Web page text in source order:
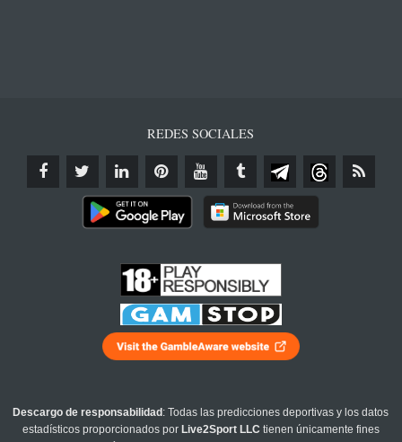
REDES SOCIALES
Descargo de responsabilidad : Todas las predicciones deportivas y los datos
estadísticos proporcionados por Live2Sport LLC tienen únicamente fines